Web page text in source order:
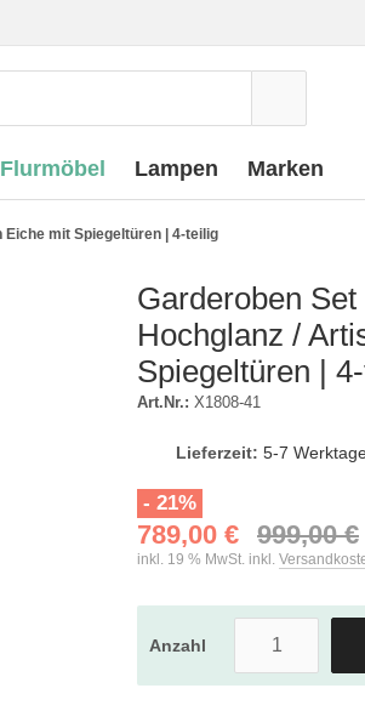
Lampen Marken
mit Spiegeltüren | 4-teilig
Garderoben
Hochglanz /
Spiegeltüren |
Art.Nr.: X1808-41
Lieferzeit: 5-7
- 21%
789,00 € 999,00 €
inkl. 19 % MwSt. inkl.
Anzahl